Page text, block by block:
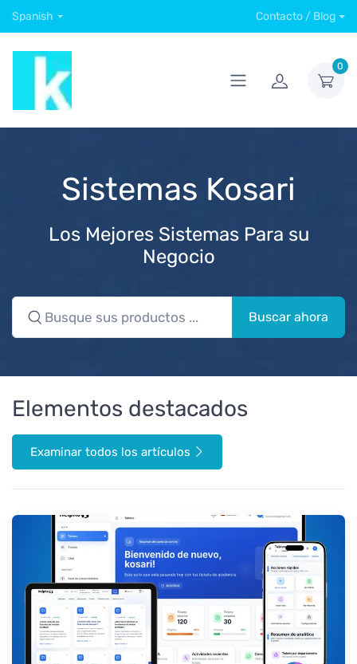
Spanish Contacto / Blog
0
Sistemas Kosari
Los Mejores Sistemas Para su
Negocio
Buscar ahora
Elementos destacados
Examinar todos los artículos